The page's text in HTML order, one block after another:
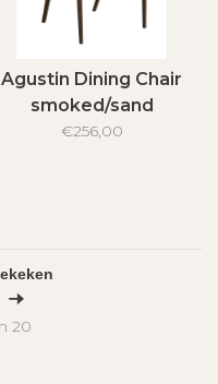
Agustin Dining Chair
smoked/sand
€256,00
20